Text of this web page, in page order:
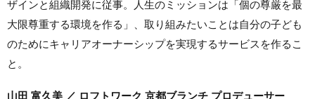
ザインと組織開発に従事。人生のミッションは「個の尊厳を最
大限尊重する環境を作る」、取り組みたいことは自分の子ども
のためにキャリアオーナーシップを実現するサービスを作るこ
と。
山田 富久美 ／ ロフトワーク 京都ブランチ プロデューサー